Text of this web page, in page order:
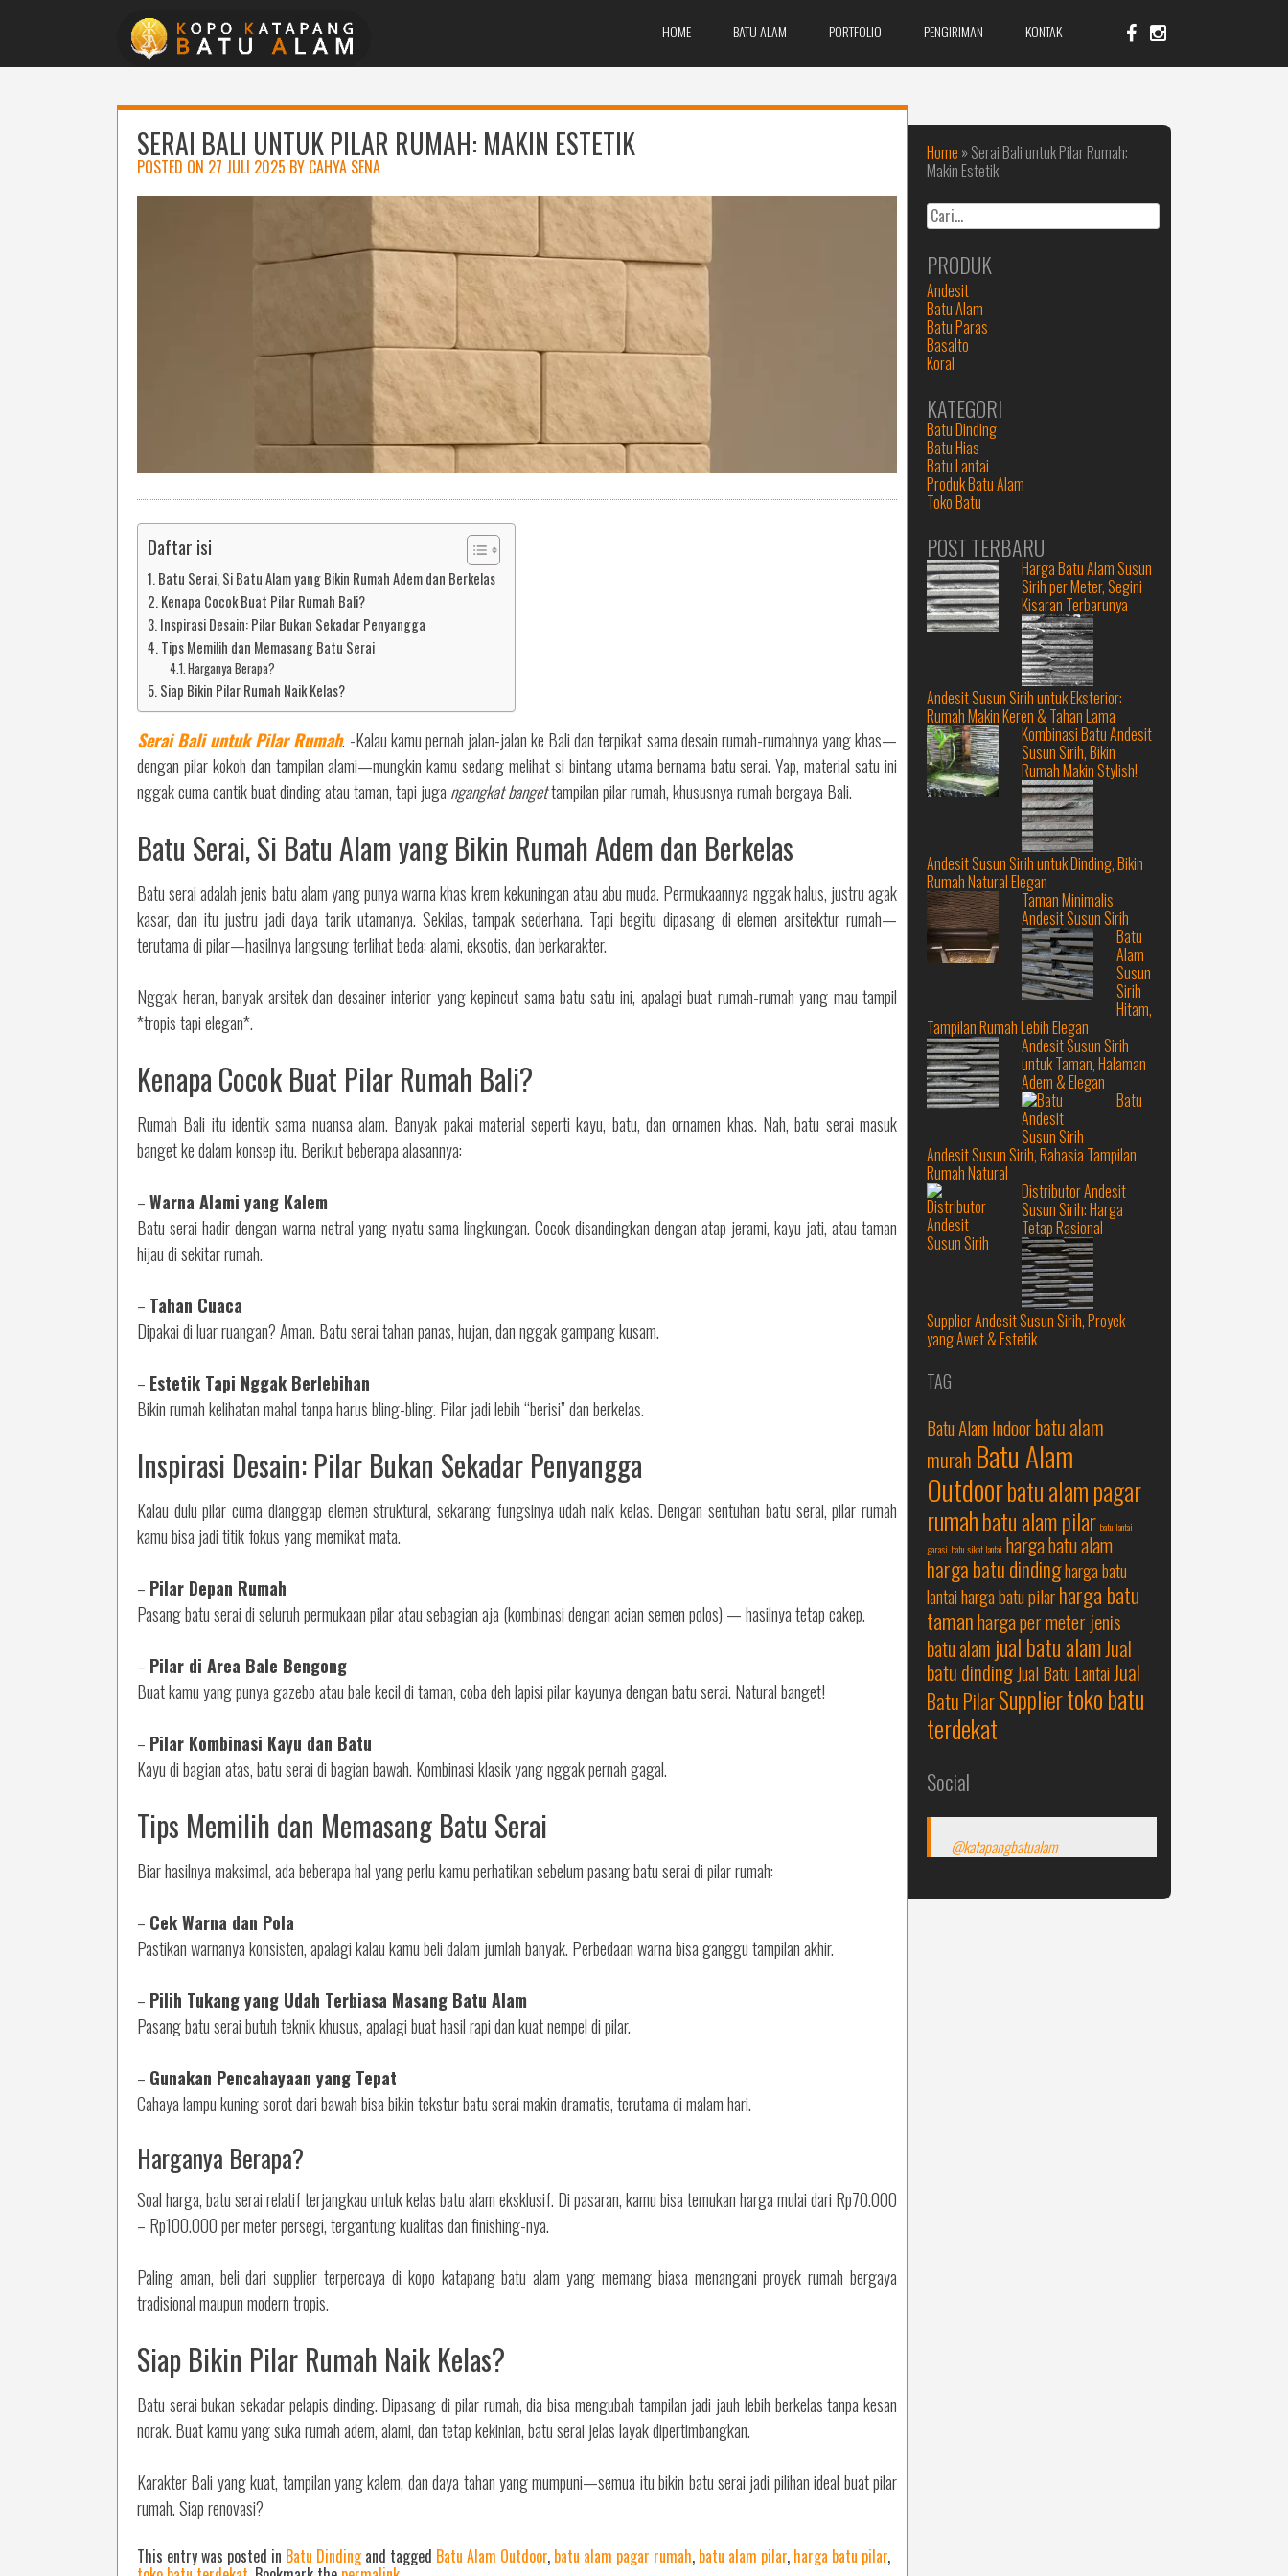
HOME BATU ALAM PORTFOLIO PENGIRIMAN KONTAK
SERAI BALI UNTUK PILAR RUMAH: MAKIN ESTETIK
POSTED ON 27 JULI 2025 BY CAHYA SENA
Daftar isi
Batu Serai, Si Batu Alam yang Bikin Rumah Adem dan Berkelas
Kenapa Cocok Buat Pilar Rumah Bali?
Inspirasi Desain: Pilar Bukan Sekadar Penyangga
Tips Memilih dan Memasang Batu Serai
Harganya Berapa?
Siap Bikin Pilar Rumah Naik Kelas?
Serai Bali untuk Pilar Rumah. -Kalau kamu pernah jalan-jalan ke Bali dan terpikat sama desain rumah-rumahnya yang khas—
dengan pilar kokoh dan tampilan alami—mungkin kamu sedang melihat si bintang utama bernama batu serai. Yap, material satu ini
nggak cuma cantik buat dinding atau taman, tapi juga ngangkat bangettampilan pilar rumah, khususnya rumah bergaya Bali.
Batu Serai, Si Batu Alam yang Bikin Rumah Adem dan Berkelas
Batu serai adalah jenis batu alam yang punya warna khas krem kekuningan atau abu muda. Permukaannya nggak halus, justru agak
kasar, dan itu justru jadi daya tarik utamanya. Sekilas, tampak sederhana. Tapi begitu dipasang di elemen arsitektur rumah—
terutama di pilar—hasilnya langsung terlihat beda: alami, eksotis, dan berkarakter.
Nggak heran, banyak arsitek dan desainer interior yang kepincut sama batu satu ini, apalagi buat rumah-rumah yang mau tampil
*tropis tapi elegan*.
Kenapa Cocok Buat Pilar Rumah Bali?
Rumah Bali itu identik sama nuansa alam. Banyak pakai material seperti kayu, batu, dan ornamen khas. Nah, batu serai masuk
banget ke dalam konsep itu. Berikut beberapa alasannya:
–Warna Alami yang Kalem
Batu serai hadir dengan warna netral yang nyatu sama lingkungan. Cocok disandingkan dengan atap jerami, kayu jati, atau taman
hijau di sekitar rumah.
– Tahan Cuaca
Dipakai di luar ruangan? Aman. Batu serai tahan panas, hujan, dan nggak gampang kusam.
– Estetik Tapi Nggak Berlebihan
Bikin rumah kelihatan mahal tanpa harus bling-bling. Pilar jadi lebih “berisi” dan berkelas.
Inspirasi Desain: Pilar Bukan Sekadar Penyangga
Kalau dulu pilar cuma dianggap elemen struktural, sekarang fungsinya udah naik kelas. Dengan sentuhan batu serai, pilar rumah
kamu bisa jadi titik fokus yang memikat mata.
– Pilar Depan Rumah
Pasang batu serai di seluruh permukaan pilar atau sebagian aja (kombinasi dengan acian semen polos) — hasilnya tetap cakep.
– Pilar di Area Bale Bengong
Buat kamu yang punya gazebo atau bale kecil di taman, coba deh lapisi pilar kayunya dengan batu serai. Natural banget!
– Pilar Kombinasi Kayu dan Batu
Kayu di bagian atas, batu serai di bagian bawah. Kombinasi klasik yang nggak pernah gagal.
Tips Memilih dan Memasang Batu Serai
Biar hasilnya maksimal, ada beberapa hal yang perlu kamu perhatikan sebelum pasang batu serai di pilar rumah:
– Cek Warna dan Pola
Pastikan warnanya konsisten, apalagi kalau kamu beli dalam jumlah banyak. Perbedaan warna bisa ganggu tampilan akhir.
– Pilih Tukang yang Udah Terbiasa Masang Batu Alam
Pasang batu serai butuh teknik khusus, apalagi buat hasil rapi dan kuat nempel di pilar.
– Gunakan Pencahayaan yang Tepat
Cahaya lampu kuning sorot dari bawah bisa bikin tekstur batu serai makin dramatis, terutama di malam hari.
Harganya Berapa?
Soal harga, batu serai relatif terjangkau untuk kelas batu alam eksklusif. Di pasaran, kamu bisa temukan harga mulai dari Rp70.000
– Rp100.000 per meter persegi, tergantung kualitas dan finishing-nya.
Paling aman, beli dari supplier terpercaya di kopo katapang batu alam yang memang biasa menangani proyek rumah bergaya
tradisional maupun modern tropis.
Siap Bikin Pilar Rumah Naik Kelas?
Batu serai bukan sekadar pelapis dinding. Dipasang di pilar rumah, dia bisa mengubah tampilan jadi jauh lebih berkelas tanpa kesan
norak. Buat kamu yang suka rumah adem, alami, dan tetap kekinian, batu serai jelas layak dipertimbangkan.
Karakter Bali yang kuat, tampilan yang kalem, dan daya tahan yang mumpuni—semua itu bikin batu serai jadi pilihan ideal buat pilar
rumah. Siap renovasi?
This entry was posted in Batu Dindingand tagged Batu Alam Outdoor, batu alam pagar rumah, batu alam pilar, harga batu pilar,
Home »Serai Bali untuk Pilar Rumah:
Makin Estetik
Cari
PRODUK
Andesit
Batu Alam
Batu Paras
Basalto
Koral
KATEGORI
Batu Dinding
Batu Hias
Batu Lantai
Produk Batu Alam
Toko Batu
POST TERBARU
Harga Batu Alam Susun
Sirih per Meter, Segini
Kisaran Terbarunya
Andesit Susun Sirih untuk Eksterior:
Rumah Makin Keren & Tahan Lama
Kombinasi Batu Andesit
Susun Sirih, Bikin
Rumah Makin Stylish!
Andesit Susun Sirih untuk Dinding, Bikin
Rumah Natural Elegan
Taman Minimalis
Andesit Susun Sirih
Batu
Alam
Susun
Sirih
Hitam,
Tampilan Rumah Lebih Elegan
Andesit Susun Sirih
untuk Taman, Halaman
Adem & Elegan
Batu
Andesit Susun Sirih, Rahasia Tampilan
Rumah Natural
Distributor Andesit
Susun Sirih: Harga
Tetap Rasional
Supplier Andesit Susun Sirih, Proyek
yang Awet & Estetik
TAG
Batu Alam Indoorbatu alam
murah Batu Alam
Outdoorbatu alam pagar
rumahbatu alam pilar batu lantai
garasi batu sikat lantai harga batu alam
harga batu dindingharga batu
lantaiharga batu pilarharga batu
tamanharga per meter jenis
batu alam jual batu alamJual
batu dinding Jual Batu Lantai Jual
Batu PilarSuppliertoko batu
terdekat
Social
@katapangbatualam